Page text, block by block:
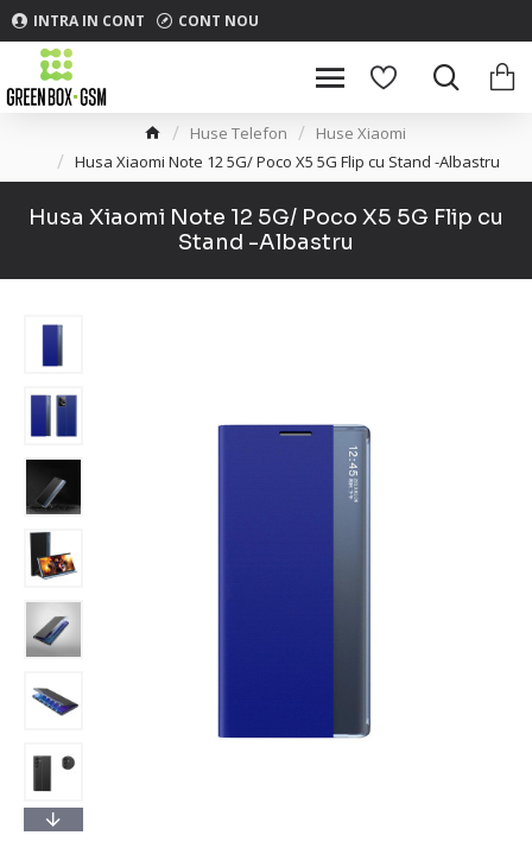
INTRA IN CONT CONT NOU
Huse Telefon
Huse Xiaomi
Husa Xiaomi Note 12 5G/ Poco X5 5G Flip cu Stand -Albastru
Husa Xiaomi Note 12 5G/ Poco X5 5G Flip cu
Stand -Albastru